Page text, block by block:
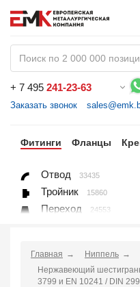
+ 7 495 241-23-63
Заказать звонок
Фитинги Фланцы
Отвод 33435
Тройник 15860
Переход 24553
Крестовина 361
Переходник
Главная
Ниппель
Нержавеющий
3799 и EN 10241 / DIN